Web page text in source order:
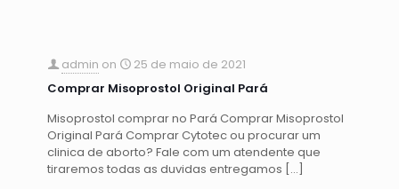
admin on
25 de maio de 2021
Comprar Misoprostol Original Pará
Misoprostol comprar no Pará Comprar Misoprostol
Original Pará Comprar Cytotec ou procurar um
clinica de aborto? Fale com um atendente que
tiraremos todas as duvidas entregamos […]